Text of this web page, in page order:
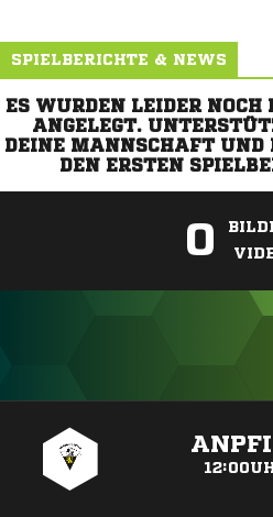
SPIELBERICHTE & NEWS
ES WURDEN LEIDER NOCH
ANGELEGT.
DEINE MANNSCHAFT UND
DEN ERSTEN
0